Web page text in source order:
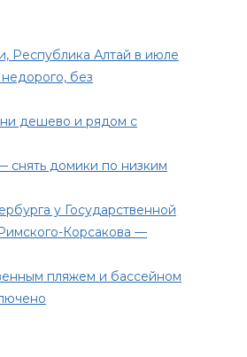
Республика Алтай в июле
без
дешево и рядом с
снять домики по низким
у Государственной
Корсакова —
пляжем и бассейном